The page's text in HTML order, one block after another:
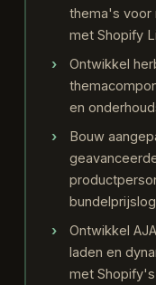
thema's voor
met Shopify
Ontwikkel
en
Bouw
Ontwikkel
laden en
met Shopify's